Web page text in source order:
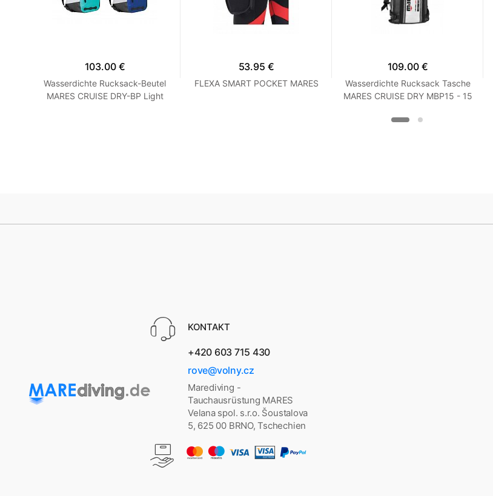
103.00 €
Wasserdichte Rucksack-Beutel
MARES CRUISE DRY-BP Light
53.95 €
FLEXA SMART POCKET MARES
109.00 €
Wasserdichte Rucksack Tasche
MARES CRUISE DRY MBP15 - 15
KONTAKT
+420 603 715 430
rove@volny.cz
Marediving -
Tauchausrüstung MARES
Velana spol. s.r.o. Šoustalova
5, 625 00 BRNO, Tschechien